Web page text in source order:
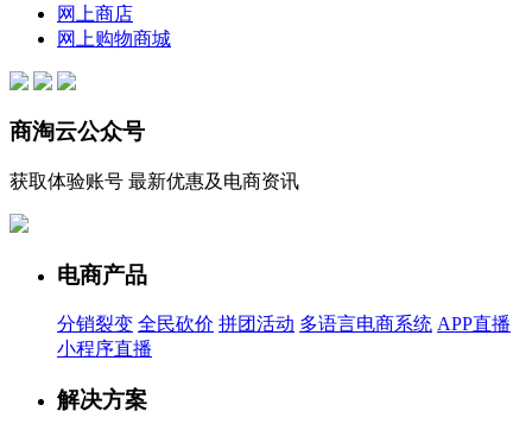
网上商店
网上购物商城
商淘云公众号
获取体验账号 最新优惠及电商资讯
电商产品
分销裂变 全民砍价 拼团活动 多语言电商系统 APP直播
小程序直播
解决方案